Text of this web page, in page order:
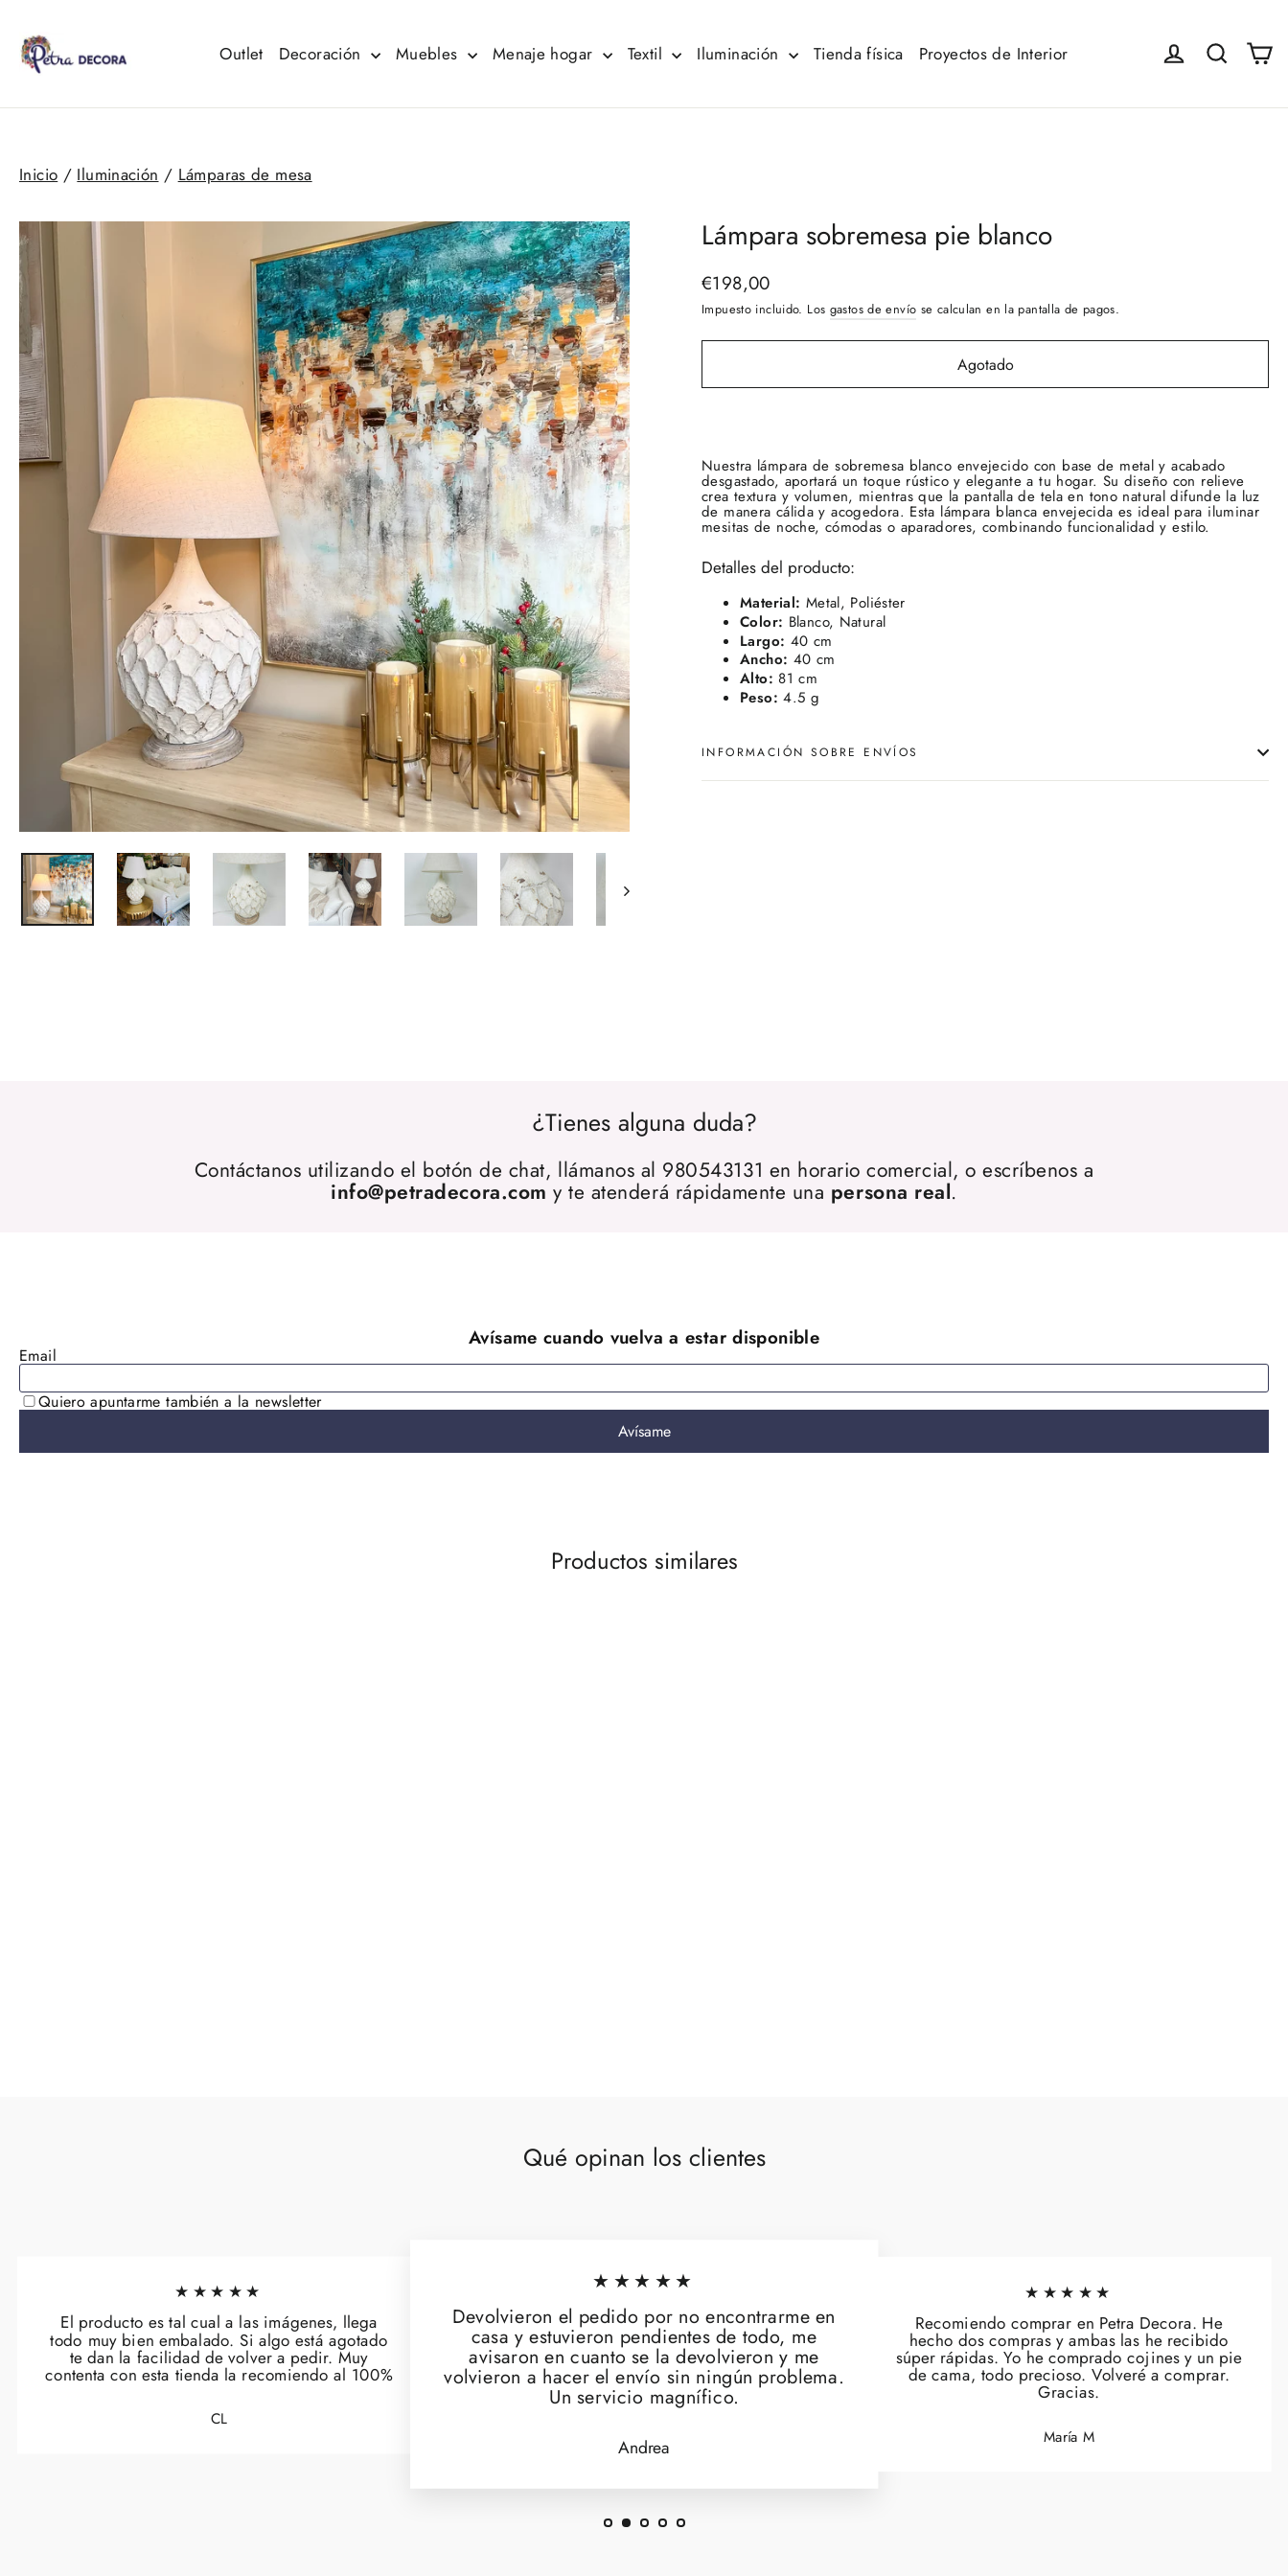
contenido Outlet Decoración Muebles Menaje hogar Textil Iluminación Tienda física Proyectos de Interior Iniciar sesión
Buscar
Inicio / Iluminación / Lámparas de mesa
Lámpara sobremesa pie blanco
Precio
habitual
€198,00
Impuesto incluido. Los gastos de envío se calculan en la pantalla de pagos.
Agotado
Nuestra lámpara de sobremesa blanco envejecido con base de metal y acabado
desgastado, aportará un toque rústico y elegante a tu hogar. Su diseño con relieve
crea textura y volumen, mientras que la pantalla de tela en tono natural difunde la luz
de manera cálida y acogedora. Esta lámpara blanca envejecida es ideal para iluminar
mesitas de noche, cómodas o aparadores, combinando funcionalidad y estilo.
Detalles del producto:
Material: Metal, Poliéster
Color: Blanco, Natural
Largo: 40 cm
Ancho: 40 cm
Alto: 81 cm
Peso: 4.5 g
INFORMACIÓN SOBRE ENVÍOS
¿Tienes alguna duda?
Contáctanos utilizando el botón de chat, llámanos al 980543131 en horario comercial, o escríbenos a
info@petradecora.com y te atenderá rápidamente una persona real.
Productos similares
Qué opinan los clientes
★★★★★
El producto es tal cual a las imágenes, llega
todo muy bien embalado. Si algo está agotado
te dan la facilidad de volver a pedir. Muy
contenta con esta tienda la recomiendo al 100%
CL
★★★★★
Devolvieron el pedido por no encontrarme en
casa y estuvieron pendientes de todo, me
avisaron en cuanto se la devolvieron y me
volvieron a hacer el envío sin ningún problema.
Un servicio magnífico.
Andrea
★★★★★
Recomiendo comprar en Petra Decora. He
hecho dos compras y ambas las he recibido
súper rápidas. Yo he comprado cojines y un pie
de cama, todo precioso. Volveré a comprar.
Gracias.
María M